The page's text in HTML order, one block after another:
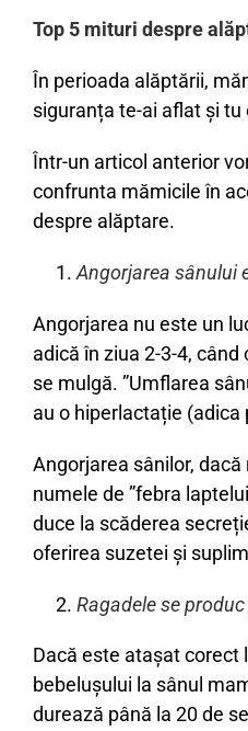
Top 5 mituri despre
În perioada alăptării,
siguranța te-ai aflat și
Într-un articol anterior
confrunta mămicile în
despre alăptare.
Angorjarea sânului
Angorjarea nu este un
adică în ziua 2-3-4,
se mulgă. ”Umflarea
au o hiperlactație
Angorjarea sânilor,
numele de ”febra
duce la scăderea
oferirea suzetei și
Ragadele se
Dacă este atașat corect
bebelușului la sânul
durează până la 20 de